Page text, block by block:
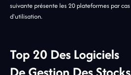
suivante présente les 20 plateformes par cas
d'utilisation.
Top 20 Des Logiciels